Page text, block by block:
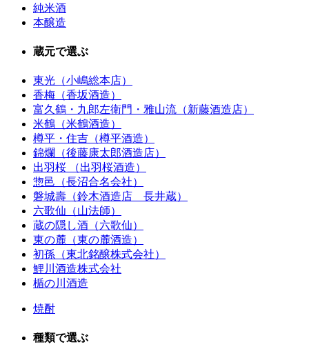
純米酒
本醸造
蔵元で選ぶ
東光（小嶋総本店）
香梅（香坂酒造）
富久鶴・九郎左衛門・雅山流（新藤酒造店）
米鶴（米鶴酒造）
樽平・住吉（樽平酒造）
錦爛（後藤康太郎酒造店）
出羽桜 （出羽桜酒造）
惣邑（長沼合名会社）
磐城壽（鈴木酒造店 長井蔵）
六歌仙（山法師）
蔵の隠し酒（六歌仙）
東の麓（東の麓酒造）
初孫（東北銘醸株式会社）
鯉川酒造株式会社
楯の川酒造
焼酎
種類で選ぶ